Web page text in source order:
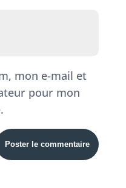
mon e-mail et
pour mon